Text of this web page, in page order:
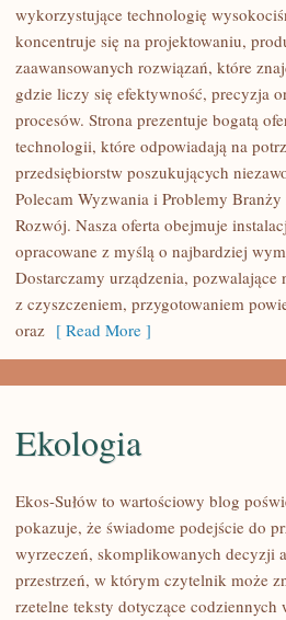
CIEKAWOSTKI
GIGANTY
ŚWIATA
wykorzystujące technologię
koncentruje się na projektowaniu,
zaawansowanych rozwiązań, które
gdzie liczy się efektywność, precyzja
procesów. Strona prezentuje bogatą
technologii, które odpowiadają na
przedsiębiorstw poszukujących
Polecam Wyzwania i Problemy
Rozwój. Nasza oferta obejmuje
opracowane z myślą o najbardziej
Dostarczamy urządzenia,
z czyszczeniem, przygotowaniem
oraz [ Read More ]
Ekologia
Ekos-Sułów to wartościowy blog
pokazuje, że świadome podejście do
wyrzeczeń, skomplikowanych decyzji
przestrzeń, w którym czytelnik może
rzetelne teksty dotyczące